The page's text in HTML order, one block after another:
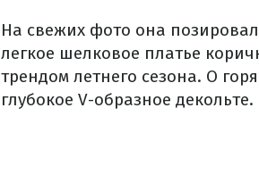
На свежих фото она
легкое шелковое платье
трендом летнего сезона. О
глубокое V-образное декольте.